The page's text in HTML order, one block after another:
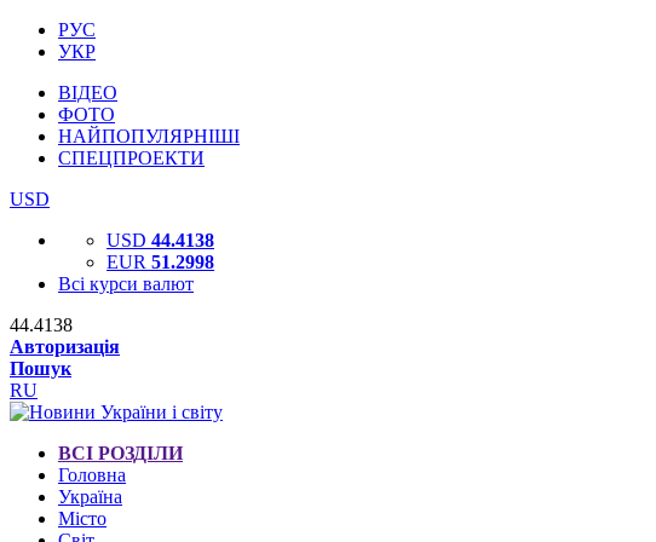
РУС
УКР
ВІДЕО
ФОТО
НАЙПОПУЛЯРНІШІ
СПЕЦПРОЕКТИ
USD
USD 44.4138
EUR 51.2998
Всі курси валют
44.4138
Авторизація
Пошук
RU
ВСІ РОЗДІЛИ
Головна
Україна
Місто